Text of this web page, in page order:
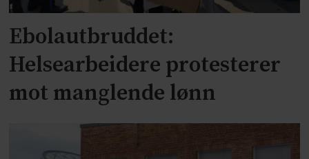
Ebolautbruddet:
Helsearbeidere protesterer
mot manglende lønn